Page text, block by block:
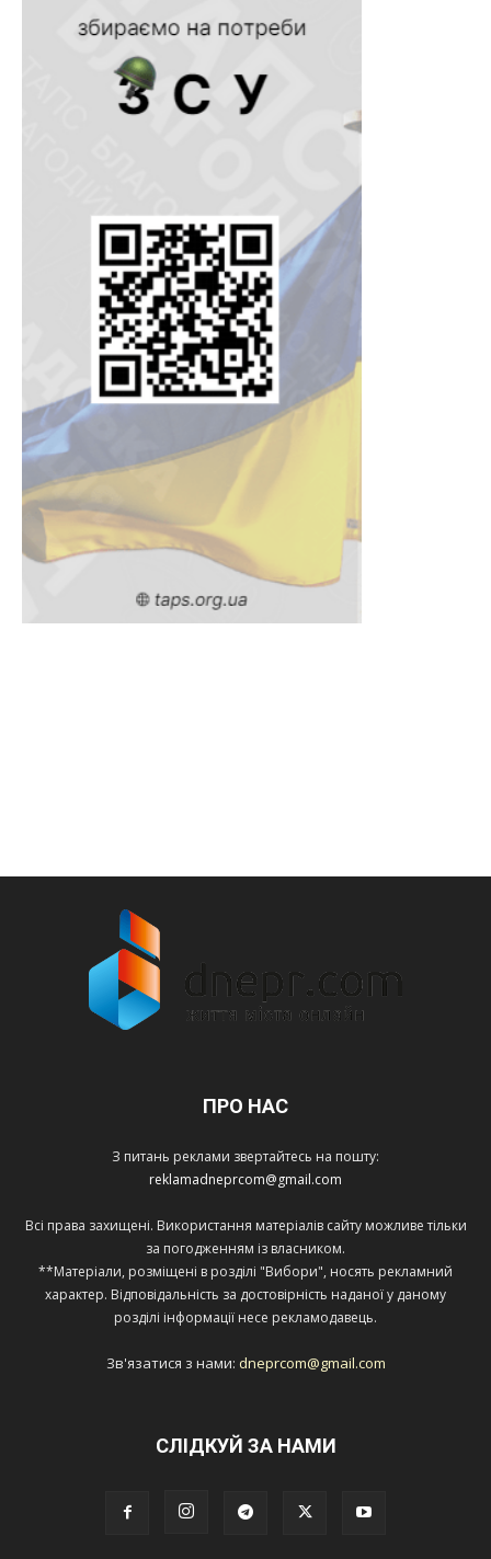
ПРО НАС
З питань реклами звертайтесь на пошту:
reklamadneprcom@gmail.com
Всі права захищені. Використання матеріалів сайту можливе тільки
за погодженням із власником.
**Матеріали, розміщені в розділі "Вибори", носять рекламний
характер. Відповідальність за достовірність наданої у даному
розділі інформації несе рекламодавець.
Зв'язатися з нами: dneprcom@gmail.com
СЛІДКУЙ ЗА НАМИ